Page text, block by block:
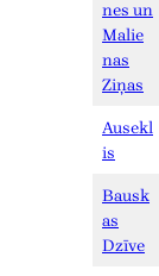
nes un
Malie
nas
Ziņas
Ausekl
is
Bausk
as
Dzīve